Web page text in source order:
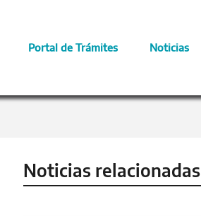
Portal de Trámites Noticias
Noticias relacionadas